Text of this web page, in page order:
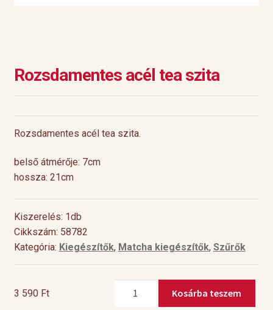
Rozsdamentes acél tea szita
Rozsdamentes acél tea szita.
belső átmérője: 7cm
hossza: 21cm
Kiszerelés: 1db
Cikkszám: 58782
Kategória: Kiegészítők, Matcha kiegészítők, Szűrők
3 590 Ft Kosárba teszem